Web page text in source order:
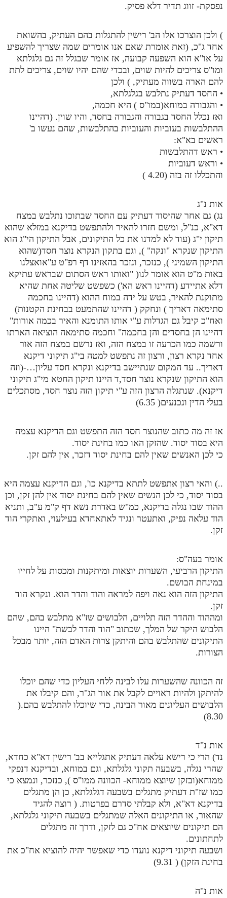
דף היומי בזוהר הקדוש
נפסקת- זווג תדיר דלא פסיק.
) ולכן הוצרכו אלו הב' רישין להתגלות בהם העתיק, בהשואת
אחד ג"כ, (זאת אומרת שאם אנו אומרים שמה שצריך להשפיע
על או"א הוא השפעה קבועה, אז אומר שבגלל זה גם גלגלתא
ומו"ס צריכים להיות שוים, ובכדי שהם יהיו שוים, צריכים לתת
להם הארה בשווה מעתיק, ) ולכן
• החסד דעתיק נתלבש בגלגלתא,
• והגבורה במוחא(במו"ס ) היא חכמה,
ואז נכלל החסד בגבורה והגבורה בחסד, והיו שוין. (דהיינו
ההתלבשות בעוביות והעוביות בהתלבשות, שהם נעשו ב'
ראשים בא"א:
• ראש דהתלבשות
• וראש דעוביות
והתכללו זה בזה (4.20 )
אות נ"ג
נג) גם אחר שהיסוד דעתיק עם החסד שבתוכו נתלבש במצח
דא"א, כנ"ל, ומשם חזרו להאיר ולהתפשט בדיקנא במזלא שהוא
תיקון י"ג (עוד לא למדנו את כל התיקונים, אבל התיקון הי"ג הוא
התיקון שנקרא "ונקה" ), וגם בתקון הנקרא נוצר חסד(שהוא
התיקון השמיני ), כנזכר, ונזכר בהאזינו דף רפ"ט ע"אואצלנו
באות מ"ט הוא אומר לנו( "ואותו ראש הסתום שבראש עתיקא
דלא אתיידע (דהיינו ראש הא') כשפשט שליטה אחת שהיא
מתוקנת להאיר, בטש על ידה במוח ההוא (דהיינו בחכמה
סתימאה דאריך ) ונחקק ( דהיינו שהתמעט בבחינת הקטנות)
ואח"כ קיבל גם הגדלות ע"י אותו התומנא והאיר בכמה אורות"
דהיינו הן בחסדים והן בחכמה" וחכמה סתימאה הוציאה הארתו
ורשמה כמו הכרעה זו במצח הזה, ואז נרשם במצח הזה אור
אחד נקרא רצון, ורצון זה נתפשט למטה בי"ג תיקוני דיקנא
דאריך.. עד המקום שנתיישב בדיקנא ונקרא חסד עליון…-(וזה
הוא התיקון שנקרא נוצר חסד,ד היינו תיקון החטא מי"ג תיקוני
דיקנא). שנתגלה הרצון הזה ע"י תיקון הזה נוצר חסד, מסתכלים
בעלי הדין ונכנעים( 6.35)
אז זה מה כתוב שהנוצר חסד הזה התפשט וגם הדיקנא עצמה
היא בסוד יסוד. שהזקן האו כמו בחינת יסוד.
כי לכן האנשים שאין להם בחינת יסוד דזכר, אין להם זקן.
..) והאי רצון אתפשט לתתא בדיקנא כו', וגם הדיקנא עצמה היא
בסוד יסוד, כי לכן הנשים שאין להם בחינת יסוד אין להן זקן, וכן
ההוד שבו נגלה בדיקנא, כמ"ש באדרת נשא דף ק"מ ע"ב, ותניא
הוד עלאה נפיק, ואתעטר ונגיד לאתאחדא בעילעוי, ואתקרי הוד
זקן.
אומר בעה"ס:
התיקון הרביעי, השערות יוצאות ומיתקנות ומכסות על לחייו
במינחת הבושם.
התיקון הזה הוא נאה ויפה למראה והוד והדר הוא. ונקרא הוד
זקן.
ומההוד וההדר הזה תלויים, הלבושים שז"א מתלבש בהם, שהם
הלבוש היקר של המלך, שכתוב "הוד והדר לבשת" היינו
התיקונים שהתלבש בהם והיתקן צרות האדם הזה, יותר מבכל
הצורות.
זה הכוונה שהשערות עלו לבינה ללחי העליון כדי שהם יוכלו
להיתקן ולהיות ראויים לקבל את אור הג"ר, והם קיבלו את
הלבושים העליונים מאור הבינה, כדי שיוכלו להתלבש בהם.(
8.30)
אות נ"ד
נד) הרי כי רישא עלאה דעתיק אתגלייא בב' רישין דא"א כחדא,
שהרי נגלה, בשבעה תקוני גלגלתא, וגם במוחא, ובדיקנא דנפקי
ממוחא(ובזקן שיוצא ממוחא- הכוונה ממו"ס ), כנזכר, ונמצא כי
כמו שז"ת דעתיק מתגלים בשבעה דגלגלתא, כן הן מתגלים
בדיקנא דא"א, ולא קבלתי סדרם בפרטות. ( רוצה להגיד
שהאור, או התיקונים האלה שמתגלים בשבעה תיקוני גלגלתא,
הם תיקונים שיוצאים אח"כ גם לזקן, ודרך זה מתגלים
לתחתונים.
ושבעה תיקוני דיקנא נועדו כדי שאפשר יהיה להוציא אח"כ את
בחינת הזקן) ( 9.31)
אות נ"ה